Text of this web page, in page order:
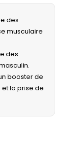
des
musculaire
des
booster de
la prise de